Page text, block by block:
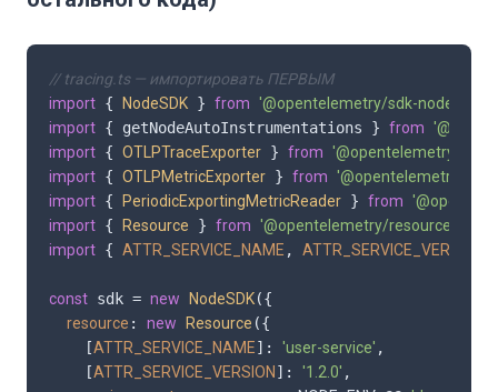
// tracing.ts — импортировать ПЕРВЫМ
import { NodeSDK } from '@opentelemetry/sdk-node'
import { getNodeAutoInstrumentations } from
import { OTLPTraceExporter } from '@opentelemetry/
import { OTLPMetricExporter } from '@opentelemetry/
import { PeriodicExportingMetricReader } from
import { Resource } from '@opentelemetry/resources'
import { ATTR_SERVICE_NAME , ATTR_SERVICE_VERSION
const sdk = new NodeSDK({
resource : new Resource ({
    [
ATTR_SERVICE_NAME]: 'user-service' ,
    [
ATTR_SERVICE_VERSION ]: '1.2.0' ,